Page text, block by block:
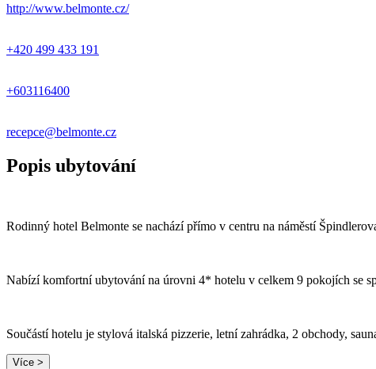
http://www.belmonte.cz/
+420 499 433 191
+603116400
recepce@belmonte.cz
Popis ubytování
Rodinný hotel Belmonte se nachází přímo v centru na náměstí
Nabízí komfortní ubytování na úrovni 4* hotelu v celkem 9 pokojích se
Součástí hotelu je stylová italská pizzerie, letní zahrádka, 2 obchody,
Více >